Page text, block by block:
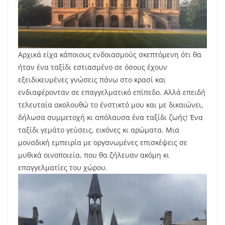
Αρχικά είχα κάποιους ενδοιασμούς σκεπτόμενη ότι θα
ήταν ένα ταξίδι εστιασμένο σε όσους έχουν
εξειδικευμένες γνώσεις πάνω στο κρασί και
ενδιαφέρονταν σε επαγγελματικό επίπεδο. Αλλά επειδή
τελευταία ακολουθώ το ένστικτό μου και με δικαιώνει,
δήλωσα συμμετοχή κι απόλαυσα ένα ταξίδι ζωής! Ένα
ταξίδι γεμάτο γεύσεις, εικόνες κι αρώματα. Μια
μοναδική εμπειρία με οργανωμένες επισκέψεις σε
μυθικά οινοποιεία, που θα ζήλευαν ακόμη κι
επαγγελματίες του χώρου.